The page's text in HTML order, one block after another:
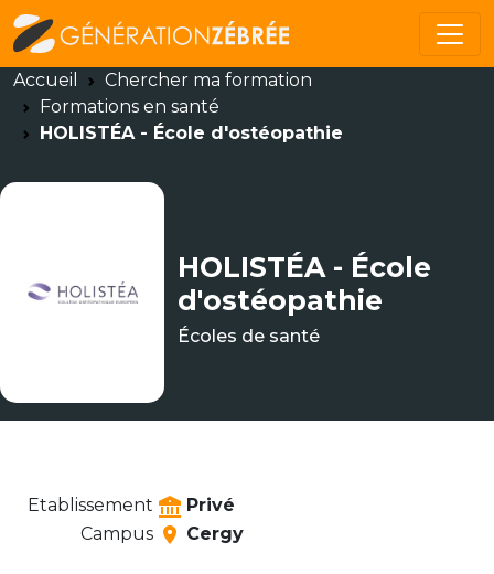
Accueil
Chercher ma formation
Formations en santé
HOLISTÉA - École d'ostéopathie
HOLISTÉA - École
d'ostéopathie
Écoles de santé
Etablissement
Privé
Campus
Cergy